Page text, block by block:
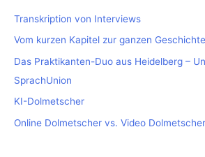
Transkription von Interviews
Vom kurzen Kapitel zur ganzen Geschichte
Das Praktikanten-Duo aus Heidelberg –
SprachUnion
KI-Dolmetscher
Online Dolmetscher vs. Video Dolmetscher